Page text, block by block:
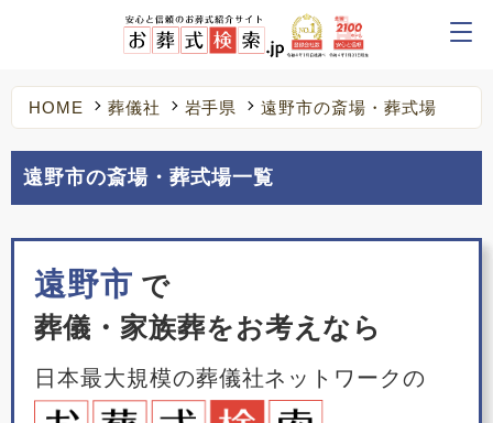
HOME 葬儀社 岩手県 遠野市の斎場・葬式場
遠野市の斎場・葬式場一覧
遠野市 で
葬儀・家族葬をお考えなら
日本最大規模の葬儀社ネットワークの